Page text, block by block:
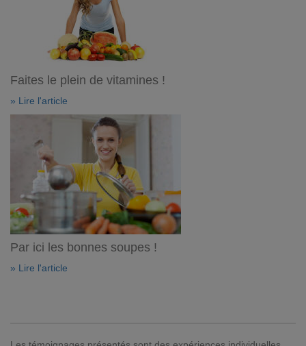
Faites le plein de vitamines !
» Lire l'article
Par ici les bonnes soupes !
» Lire l'article